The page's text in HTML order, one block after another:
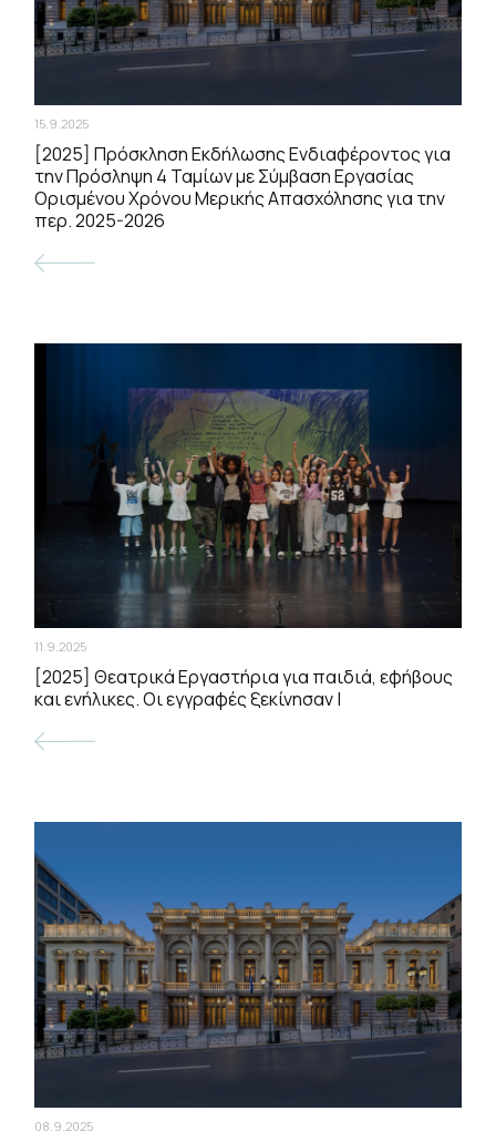
15.9.2025
[2025] Πρόσκληση Εκδήλωσης Ενδιαφέροντος για
την Πρόσληψη 4 Ταμίων με Σύμβαση Εργασίας
Ορισμένου Χρόνου Μερικής Απασχόλησης για την
περ. 2025-2026
11.9.2025
[2025] Θεατρικά Εργαστήρια για παιδιά, εφήβους
και ενήλικες. Οι εγγραφές ξεκίνησαν |
08.9.2025